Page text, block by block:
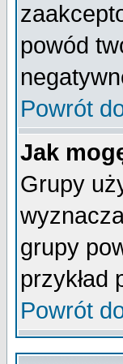
powód
Powrót
Jak
Grupy
grupy
przykład
Powrót